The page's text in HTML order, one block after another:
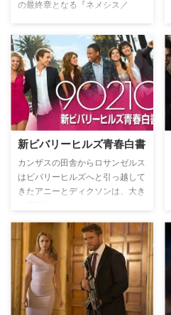
の最終章となる『ネメシス／
新ビバリーヒルズ青春白書
カンザスの田舎からロサンゼルス
はビバリーヒルズへと引っ越して
きたアニーとディクソンは、大き
こに通うセレブ高校生たちは、ド
ロドロとした人間関係の中で恋愛
をし、ドラッグや妊娠など、屈折
した学園生活を送っているのだっ
た…。